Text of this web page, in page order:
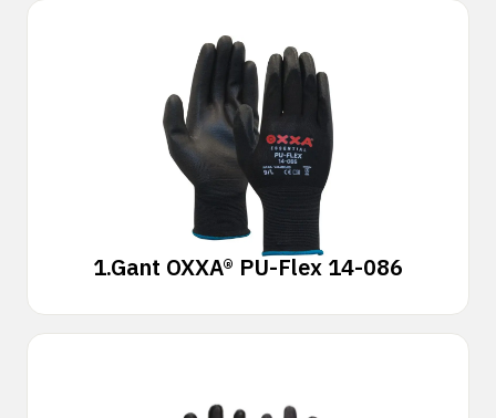
1.Gant OXXA® PU-Flex 14-086